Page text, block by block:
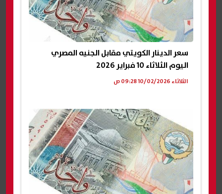
سعر الدينار الكويتي مقابل الجنيه المصري
اليوم الثلاثاء 10 فبراير 2026
الثلاثاء 10/02/2026 09:28 ص